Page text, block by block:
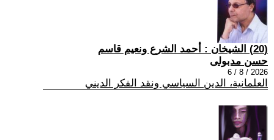
(20) الشيخان : أحمد الشرع ونعيم قاسم
حسن مدبولى
2026 / 8 / 6
العلمانية، الدين السياسي ونقد الفكر الديني